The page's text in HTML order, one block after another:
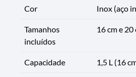
Cor Inox (aço
Tamanhos
incluídos
16 cm e 20
Capacidade 1,5 L (16